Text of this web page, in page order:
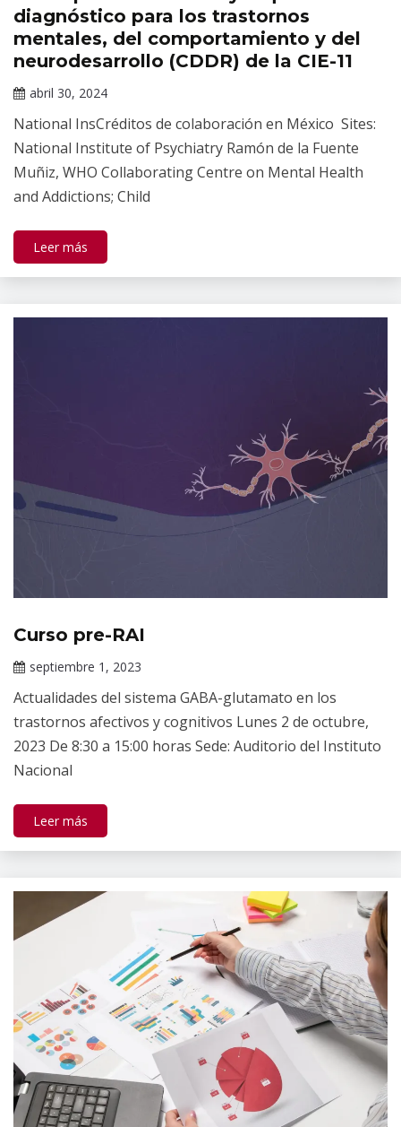
Salud
Mental
diagnóstico para los trastornos
mentales, del comportamiento y del
neurodesarrollo (CDDR) de la CIE-11
abril 30, 2024
Gallardo
National InsCréditos de colaboración en México Sites:
National Institute of Psychiatry Ramón de la Fuente
Muñiz, WHO Collaborating Centre on Mental Health
and Addictions; Child
Leer más
Cursos
Curso pre-RAI
septiembre 1, 2023
Gallardo
Actualidades del sistema GABA-glutamato en los
trastornos afectivos y cognitivos Lunes 2 de octubre,
2023 De 8:30 a 15:00 horas Sede: Auditorio del Instituto
Nacional
Leer más